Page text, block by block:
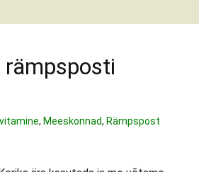
, Meeskonnad, Rämpspost